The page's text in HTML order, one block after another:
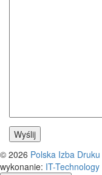
© 2026 Polska Izba Druku
wykonanie: IT-Technology